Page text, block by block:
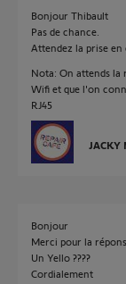
Bonjour Thibault
Pas de chance.
Attendez la prise en
Nota: On attends la
Wifi et que l'on
RJ45
JACKY
Bonjour
Merci pour la
Un Yello ????
Cordialement